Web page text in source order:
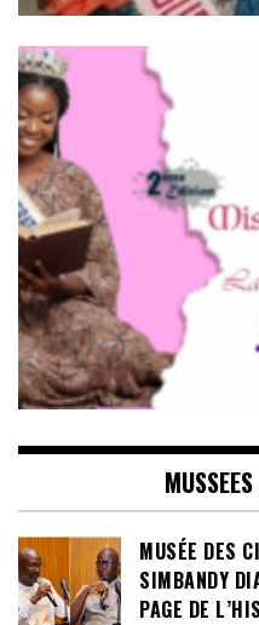
MUSÉE DES
SIMBANDY
PAGE DE